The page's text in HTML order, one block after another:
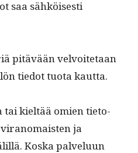
saa sähköis­es­ti
pitävään velvoite­taan
tiedot tuo­ta kautta.
tai kieltää omien tieto­
ja
Kos­ka palvelu­un